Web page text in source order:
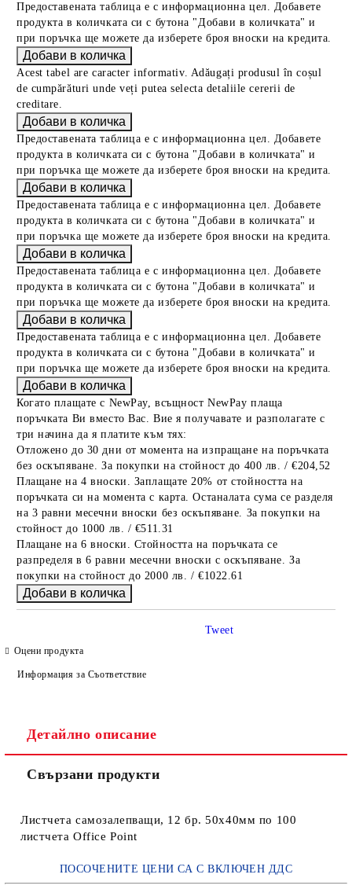
Предоставената таблица е с информационна цел. Добавете
продукта в количката си с бутона "Добави в количката" и
при поръчка ще можете да изберете броя вноски на кредита.
Acest tabel are caracter informativ. Adăugați produsul în coșul
de cumpărături unde veți putea selecta detaliile cererii de
creditare.
Предоставената таблица е с информационна цел. Добавете
продукта в количката си с бутона "Добави в количката" и
при поръчка ще можете да изберете броя вноски на кредита.
Предоставената таблица е с информационна цел. Добавете
продукта в количката си с бутона "Добави в количката" и
при поръчка ще можете да изберете броя вноски на кредита.
Предоставената таблица е с информационна цел. Добавете
продукта в количката си с бутона "Добави в количката" и
при поръчка ще можете да изберете броя вноски на кредита.
Предоставената таблица е с информационна цел. Добавете
продукта в количката си с бутона "Добави в количката" и
при поръчка ще можете да изберете броя вноски на кредита.
Когато плащате с NewPay, всъщност NewPay плаща
поръчката Ви вместо Вас. Вие я получавате и разполагате с
три начина да я платите към тях:
Отложено до 30 дни от момента на изпращане на поръчката
без оскъпяване. За покупки на стойност до 400 лв. / €204,52
Плащане на 4 вноски. Заплащате 20% от стойността на
поръчката си на момента с карта. Останалата сума се разделя
на 3 равни месечни вноски без оскъпяване. За покупки на
стойност до 1000 лв. / €511.31
Плащане на 6 вноски. Стойността на поръчката се
разпределя в 6 равни месечни вноски с оскъпяване. За
покупки на стойност до 2000 лв. / €1022.61
Оцени продукта
Информация за Съответствие
Tweet
Детайлно описание
Свързани продукти
Листчета самозалепващи, 12 бр. 50х40мм по 100
листчета Office Point
ПОСОЧЕНИТЕ ЦЕНИ СА С ВКЛЮЧЕН ДДС